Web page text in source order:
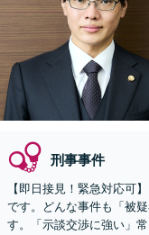
刑事事件
【即日接見！緊急対応可
です。どんな事件も「被
す。「示談交渉に強い」